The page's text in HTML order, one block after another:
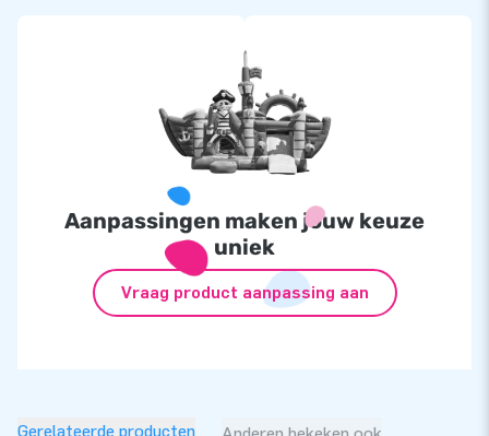
Aanpassingen maken jouw keuze
uniek
Vraag product aanpassing aan
Gerelateerde producten